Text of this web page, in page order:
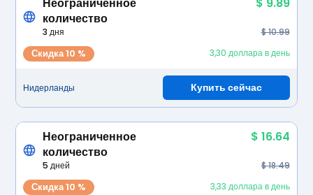
Неограниченное
количество
$ 9.89
3 дня $ 10.99
Скидка 10 % 3,30 доллара в день
Нидерланды Купить сейчас
Неограниченное
количество
$ 16.64
5 дней $ 18.49
Скидка 10 % 3,33 доллара в день